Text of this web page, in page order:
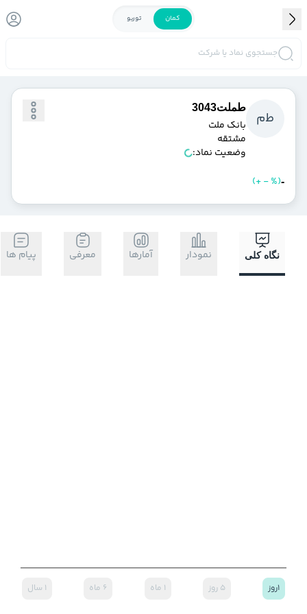
کمان توربو
جستجوی نماد یا شرکت
طم
طملت3043
بانك ملت
مشتقه
وضعیت نماد:
-
(+-%)
نگاه کلی نمودار آمارها معرفی پیام ها
۱روز ۵ روز ۱ ماه ۶ ماه ۱ سال